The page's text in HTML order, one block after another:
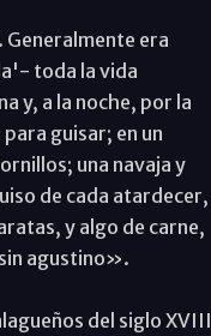
era
toda la vida
y, a la noche, por la
guisar; en un
una navaja y
de cada atardecer,
y algo de carne,
agustino».
del siglo XVIII